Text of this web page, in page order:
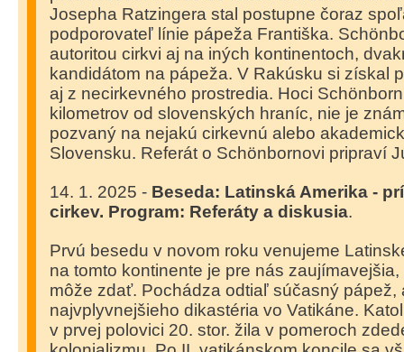
Josepha Ratzingera stal postupne čoraz
podporovateľ línie pápeža Františka.
autoritou cirkvi aj na iných kontinentoch,
kandidátom na pápeža. V Rakúsku si získal
aj z necirkevného prostredia. Hoci
kilometrov od slovenských hraníc, nie je
pozvaný na nejakú cirkevnú alebo
Slovensku. Referát o Schönbornovi pripraví
14. 1. 2025 - Beseda: Latinská Amerika -
cirkev. Program: Referáty a diskusia.
Prvú besedu v novom roku venujeme
na tomto kontinente je pre nás
môže zdať. Pochádza odtiaľ súčasný pápež,
najvplyvnejšieho dikastéria vo Vatikáne.
v prvej polovici 20. stor. žila v pomeroch